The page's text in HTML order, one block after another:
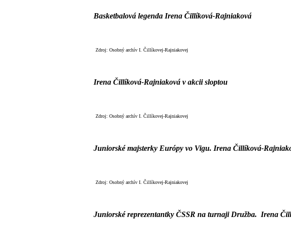
Basketbalová legenda Irena Čillíková-Rajniaková
Zdroj: Osobný archív I. Čillíkovej-Rajniakovej
Irena Čillíková-Rajniaková v akcii sloptou
Zdroj: Osobný archív I. Čillíkovej-Rajniakovej
Juniorské majsterky Európy vo Vigu. Irena Čillíková-
Zdroj: Osobný archív I. Čillíkovej-Rajniakovej
Juniorské reprezentantky ČSSR na turnaji Družba. Irena